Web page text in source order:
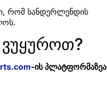
რომ სანდერლენდის
-ის პლატფორმაზეა